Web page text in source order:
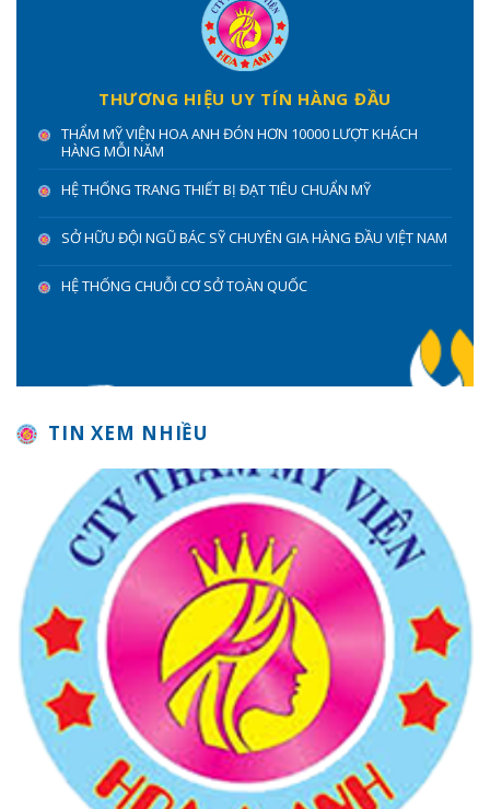
THƯƠNG HIỆU UY TÍN HÀNG ĐẦU
THẨM MỸ VIỆN HOA ANH ĐÓN HƠN 10000 LƯỢT KHÁCH
HÀNG MỖI NĂM
HỆ THỐNG TRANG THIẾT BỊ ĐẠT TIÊU CHUẨN MỸ
SỞ HỮU ĐỘI NGŨ BÁC SỸ CHUYÊN GIA HÀNG ĐẦU VIỆT NAM
HỆ THỐNG CHUỖI CƠ SỞ TOÀN QUỐC
TIN XEM NHIỀU